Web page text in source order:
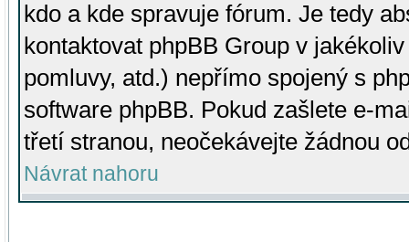
kdo a kde spravuje fórum. Je tedy
kontaktovat phpBB Group v
pomluvy, atd.) nepřímo spojený s
software phpBB. Pokud zašlete e-
třetí stranou, neočekávejte žádnou
Návrat nahoru